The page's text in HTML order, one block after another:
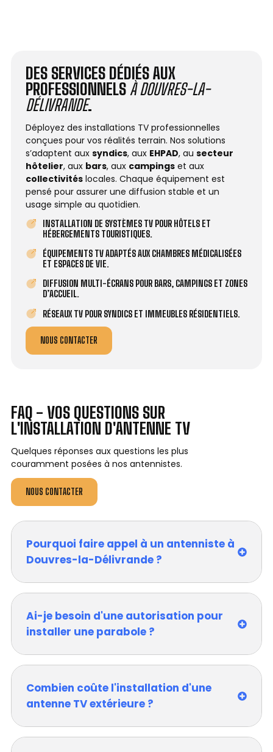
DES SERVICES DÉDIÉS AUX
PROFESSIONNELS À DOUVRES-LA-
DÉLIVRANDE.
Déployez des installations TV professionnelles
conçues pour vos réalités terrain. Nos solutions
s’adaptent aux syndics, aux EHPAD, au secteur
hôtelier, aux bars, aux campings et aux
collectivités locales. Chaque équipement est
pensé pour assurer une diffusion stable et un
usage simple au quotidien.
INSTALLATION DE SYSTÈMES TV POUR HÔTELS ET
HÉBERGEMENTS TOURISTIQUES.
ÉQUIPEMENTS TV ADAPTÉS AUX CHAMBRES MÉDICALISÉES
ET ESPACES DE VIE.
DIFFUSION MULTI-ÉCRANS POUR BARS, CAMPINGS ET ZONES
D’ACCUEIL.
RÉSEAUX TV POUR SYNDICS ET IMMEUBLES RÉSIDENTIELS.
NOUS CONTACTER
FAQ - VOS QUESTIONS SUR
L'INSTALLATION D'ANTENNE TV
Quelques réponses aux questions les plus
couramment posées à nos antennistes.
NOUS CONTACTER
Pourquoi faire appel à un antenniste à
Douvres-la-Délivrande ?
Ai-je besoin d'une autorisation pour
installer une parabole ?
Combien coûte l'installation d'une
antenne TV extérieure ?